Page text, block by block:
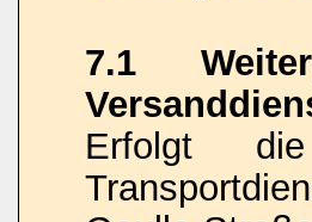
7.1
Erfolgt